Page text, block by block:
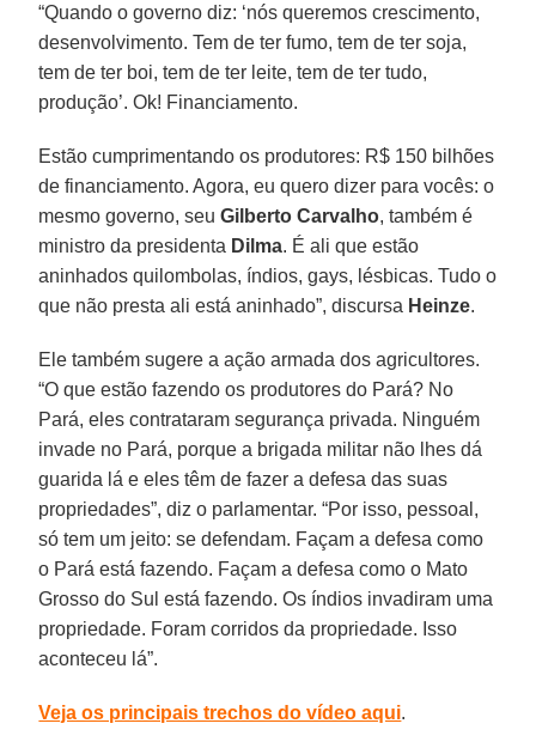
“Quando o governo diz: ‘nós queremos crescimento,
desenvolvimento. Tem de ter fumo, tem de ter soja,
tem de ter boi, tem de ter leite, tem de ter tudo,
produção’. Ok! Financiamento.
Estão cumprimentando os produtores: R$ 150 bilhões
de financiamento. Agora, eu quero dizer para vocês: o
mesmo governo, seuGilberto Carvalho, também é
ministro da presidenta Dilma. É ali que estão
aninhados quilombolas, índios, gays, lésbicas. Tudo o
que não presta ali está aninhado”, discursa Heinze.
Ele também sugere a ação armada dos agricultores.
“O que estão fazendo os produtores do Pará? No
Pará, eles contrataram segurança privada. Ninguém
invade no Pará, porque a brigada militar não lhes dá
guarida lá e eles têm de fazer a defesa das suas
propriedades”, diz o parlamentar. “Por isso, pessoal,
só tem um jeito: se defendam. Façam a defesa como
o Pará está fazendo. Façam a defesa como o Mato
Grosso do Sul está fazendo. Os índios invadiram uma
propriedade. Foram corridos da propriedade. Isso
aconteceu lá”.
Veja os principais trechos do vídeo aqui.